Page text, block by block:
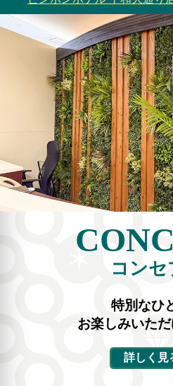
コンセ
特別なひ
お楽しみいた
詳しく見